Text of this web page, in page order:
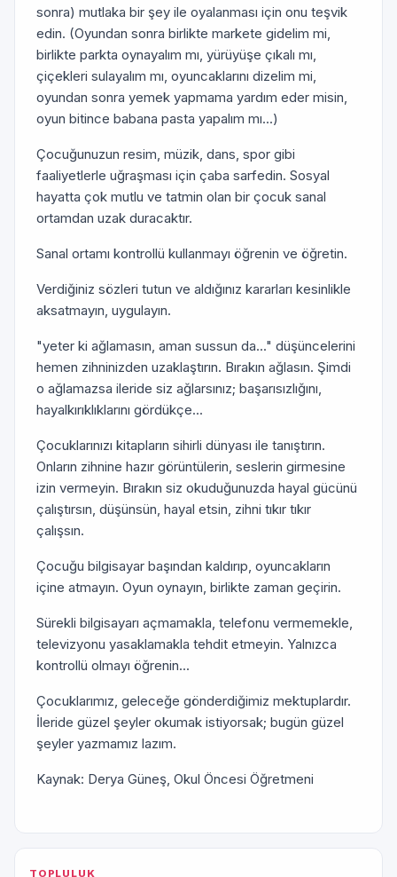
sonra) mutlaka bir şey ile oyalanması için onu teşvik
edin. (Oyundan sonra birlikte markete gidelim mi,
birlikte parkta oynayalım mı, yürüyüşe çıkalı mı,
çiçekleri sulayalım mı, oyuncaklarını dizelim mi,
oyundan sonra yemek yapmama yardım eder misin,
oyun bitince babana pasta yapalım mı...)
Çocuğunuzun resim, müzik, dans, spor gibi
faaliyetlerle uğraşması için çaba sarfedin. Sosyal
hayatta çok mutlu ve tatmin olan bir çocuk sanal
ortamdan uzak duracaktır.
Sanal ortamı kontrollü kullanmayı öğrenin ve öğretin.
Verdiğiniz sözleri tutun ve aldığınız kararları kesinlikle
aksatmayın, uygulayın.
"yeter ki ağlamasın, aman sussun da..." düşüncelerini
hemen zihninizden uzaklaştırın. Bırakın ağlasın. Şimdi
o ağlamazsa ileride siz ağlarsınız; başarısızlığını,
hayalkırıklıklarını gördükçe...
Çocuklarınızı kitapların sihirli dünyası ile tanıştırın.
Onların zihnine hazır görüntülerin, seslerin girmesine
izin vermeyin. Bırakın siz okuduğunuzda hayal gücünü
çalıştırsın, düşünsün, hayal etsin, zihni tıkır tıkır
çalışsın.
Çocuğu bilgisayar başından kaldırıp, oyuncakların
içine atmayın. Oyun oynayın, birlikte zaman geçirin.
Sürekli bilgisayarı açmamakla, telefonu vermemekle,
televizyonu yasaklamakla tehdit etmeyin. Yalnızca
kontrollü olmayı öğrenin...
Çocuklarımız, geleceğe gönderdiğimiz mektuplardır.
İleride güzel şeyler okumak istiyorsak; bugün güzel
şeyler yazmamız lazım.
Kaynak: Derya Güneş, Okul Öncesi Öğretmeni
TOPLULUK